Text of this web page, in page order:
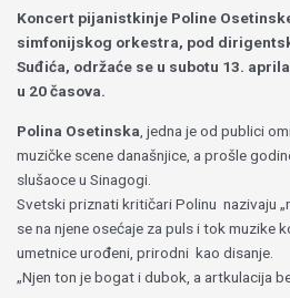
Koncert pijanistkinje Poline
simfonijskog orkestra, pod
Suđića, održaće se u subotu 13.
u 20 časova.
Polina Osetinska , jedna je od publici
muzičke scene današnjice, a prošle
slušaoce u Sinagogi.
Svetski priznati kritičari Polinu nazivaju
se na njene osećaje za puls i tok muzike
umetnice urođeni, prirodni kao disanje.
„Njen ton je bogat i dubok, a artkulacija